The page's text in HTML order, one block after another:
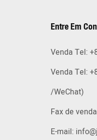
Entre Em
Venda Tel:
Venda Tel:
/WeChat)
Fax de
E-mail: